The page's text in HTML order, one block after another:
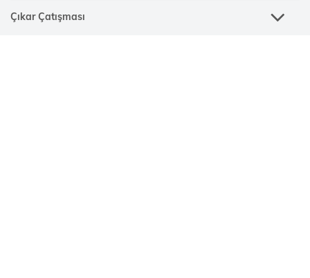
Çıkar Çatışması